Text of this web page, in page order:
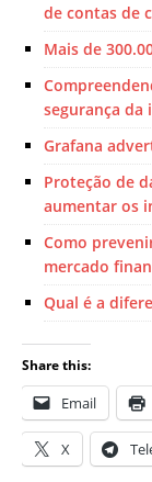
de contas de
Mais de
segurança da
Grafana
Proteção de
aumentar os
Como
mercado
Qual é a
Share this:
Email
X